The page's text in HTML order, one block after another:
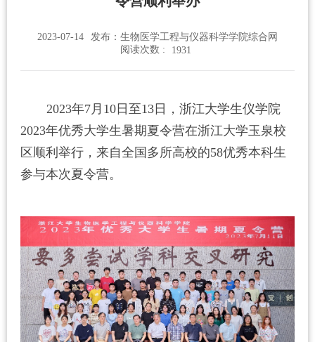
2023-07-14
发布：生物医学工程与仪器科学学院综合网
阅读次数 :
1931
2023年7 月 10日至13日，浙江大学生仪学院
2023年优秀大学生暑期夏令营在浙江大学玉泉校
区顺利举行，来自全国多所高校的58优秀本科生
参与本次夏令营。